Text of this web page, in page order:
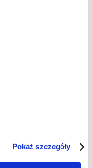
Pokaż szczegóły